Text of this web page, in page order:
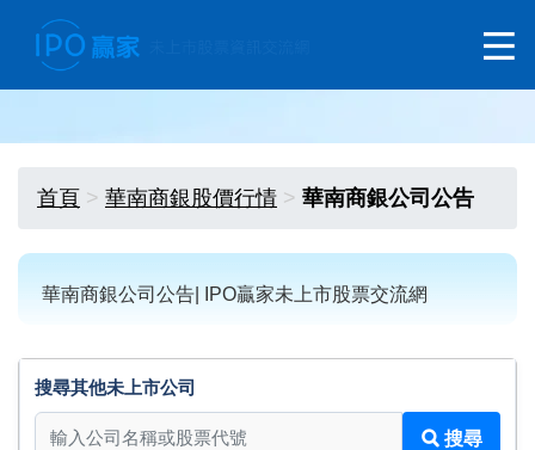
首頁 華南商銀股價行情 華南商銀公司公告
華南商銀公司公告| IPO贏家未上市股票交流網
搜尋其他未上市公司
搜尋其他未上市公司
搜尋